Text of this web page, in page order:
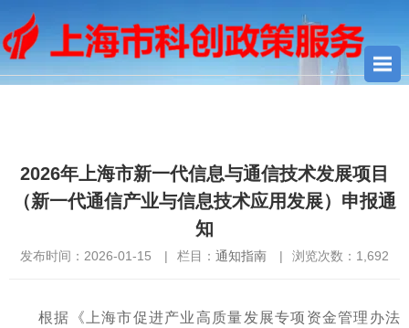
2026年上海市新一代信息与通信技术发展项目
（新一代通信产业与信息技术应用发展）申报通
知
发布时间：2026-01-15 | 栏目： 通知指南 | 浏览次数： 1,692
根据《上海市促进产业高质量发展专项资金管理办法